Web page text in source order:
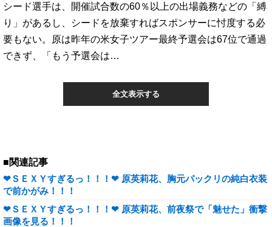
シード選手は、開催試合数の60％以上の出場義務などの「縛
り」があるし、シードを放棄すればスポンサーに忖度する必
要もない。原は昨年の米女子ツアー最終予選会は67位で通過
できず、「もう予選会は…
全文表示する
■関連記事
❤ＳＥＸＹすぎるっ！！！❤ 原英莉花、胸元パックリの純白衣装
で前かがみ！！！
❤ＳＥＸＹすぎるっ！！！❤ 原英莉花、前夜祭で「魅せた」衝撃
画像を見る！！！